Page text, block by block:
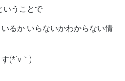
いうことで
るか いらないかわからない情
(*´v｀)